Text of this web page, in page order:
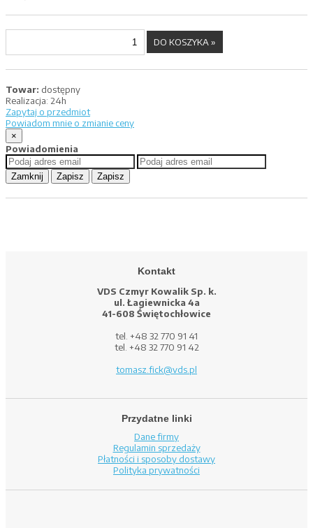
Towar: dostępny
Realizacja: 24h
Zapytaj o przedmiot
Powiadom mnie o zmianie ceny
×
Powiadomienia
Zamknij Zapisz Zapisz
Kontakt
VDS Czmyr Kowalik Sp. k.
ul. Łagiewnicka 4a
41-608 Świętochłowice
tel. +48 32 770 91 41
tel. +48 32 770 91 42
tomasz.fick@vds.pl
Przydatne linki
Dane firmy
Regulamin sprzedaży
Płatności i sposoby dostawy
Polityka prywatności